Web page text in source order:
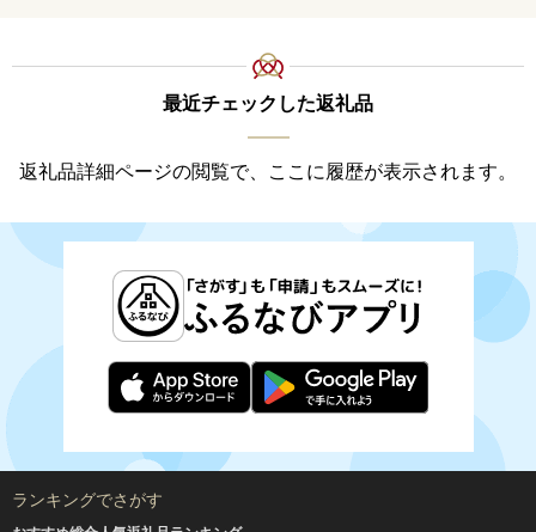
最近チェックした返礼品
返礼品詳細ページの閲覧で、ここに履歴が表示されます。
ランキングでさがす